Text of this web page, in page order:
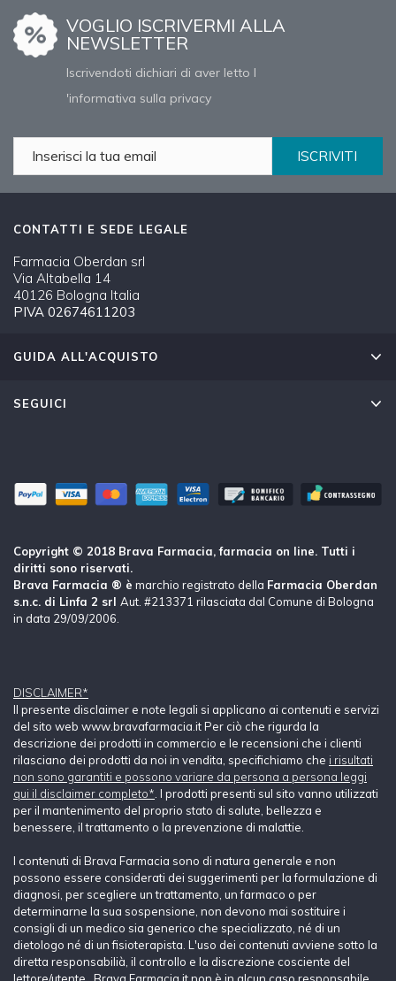
VOGLIO ISCRIVERMI ALLA
NEWSLETTER
Iscrivendoti dichiari di aver letto l
'informativa sulla privacy
ISCRIVITI
CONTATTI E SEDE LEGALE
Farmacia Oberdan srl
Via Altabella 14
40126 Bologna Italia
PIVA 02674611203
GUIDA ALL'ACQUISTO
SEGUICI
Copyright © 2018 Brava Farmacia, farmacia on line. Tutti i
diritti sono riservati.
Brava Farmacia ® è marchio registrato della Farmacia Oberdan
s.n.c. di Linfa 2 srl Aut. #213371 rilasciata dal Comune di Bologna
in data 29/09/2006.
DISCLAIMER*
Il presente disclaimer e note legali si applicano ai contenuti e servizi
del sito web www.bravafarmacia.it Per ciò che rigurda la
descrizione dei prodotti in commercio e le recensioni che i clienti
rilasciano dei prodotti da noi in vendita, specifichiamo che i risultati
non sono garantiti e possono variare da persona a persona leggi
qui il disclaimer completo* . I prodotti presenti sul sito vanno utilizzati
per il mantenimento del proprio stato di salute, bellezza e
benessere, il trattamento o la prevenzione di malattie.
I contenuti di Brava Farmacia sono di natura generale e non
possono essere considerati dei suggerimenti per la formulazione di
diagnosi, per scegliere un trattamento, un farmaco o per
determinarne la sua sospensione, non devono mai sostituire i
consigli di un medico sia generico che specializzato, né di un
dietologo né di un fisioterapista. L'uso dei contenuti avviene sotto la
diretta responsabilià, il controllo e la discrezione cosciente del